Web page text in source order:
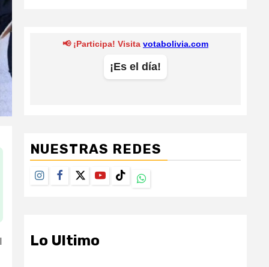
NUESTRAS REDES
Instagram
Facebook
TwitterYoutubeTikTokWhatsapp
Lo Ultimo